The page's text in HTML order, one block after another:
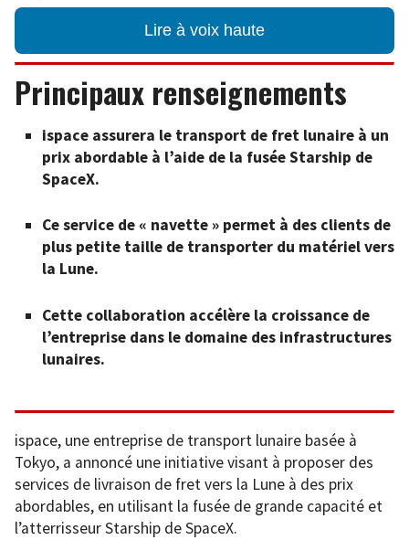
Lire à voix haute
Principaux renseignements
ispace assurera le transport de fret lunaire à un
prix abordable à l’aide de la fusée Starship de
SpaceX.
Ce service de « navette » permet à des clients de
plus petite taille de transporter du matériel vers
la Lune.
Cette collaboration accélère la croissance de
l’entreprise dans le domaine des infrastructures
lunaires.
ispace, une entreprise de transport lunaire basée à
Tokyo, a annoncé une initiative visant à proposer des
services de livraison de fret vers la Lune à des prix
abordables, en utilisant la fusée de grande capacité et
l’atterrisseur Starship de SpaceX.